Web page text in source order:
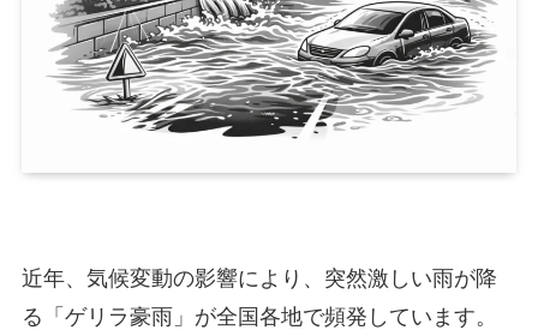
近年、気候変動の影響により、突然激しい雨が降
る「ゲリラ豪雨」が全国各地で頻発しています。